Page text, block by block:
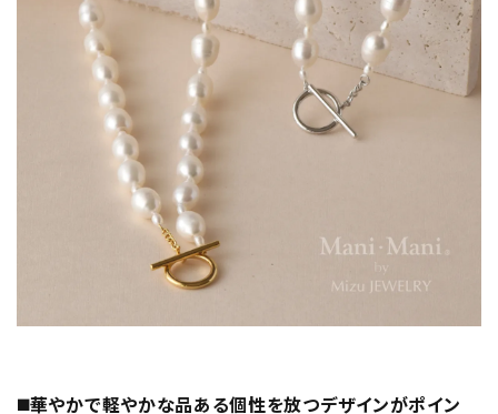
◼️華やかで軽やかな品ある個性を放つデザインがポイン